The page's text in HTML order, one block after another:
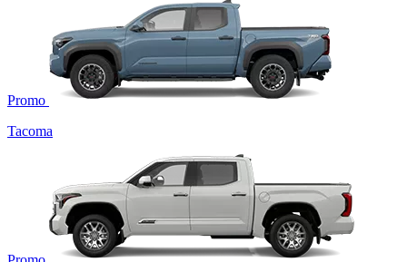
Promo
Tacoma